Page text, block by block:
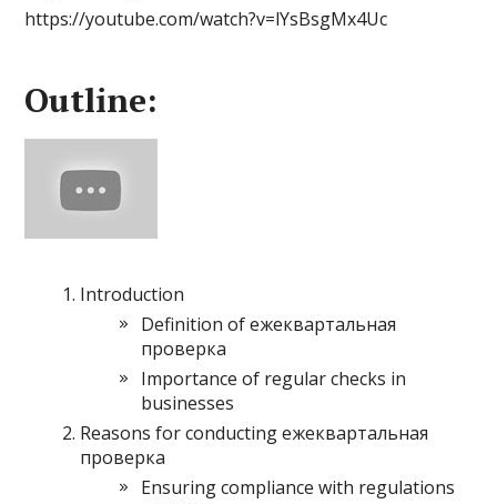
https://youtube.com/watch?v=lYsBsgMx4Uc
Outline:
Introduction
Definition of ежеквартальная
проверка
Importance of regular checks in
businesses
Reasons for conducting ежеквартальная
проверка
Ensuring compliance with regulations